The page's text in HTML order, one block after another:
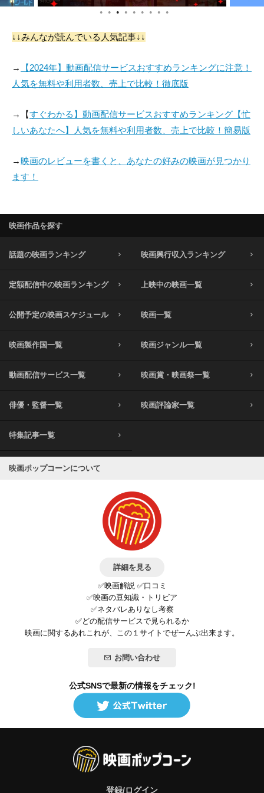
● ● ● ● ● ● ● ● ●
↓↓みんなが読んでいる人気記事↓↓
→
【2024年】動画配信サービスおすすめランキングに注意！
人気を無料や利用者数、売上で比較！徹底版
→【すぐわかる】動画配信サービスおすすめランキング【忙
しいあなたへ】人気を無料や利用者数、売上で比較！簡易版
→映画のレビューを書くと、あなたの好みの映画が見つかり
ます！
映画作品を探す
話題の映画ランキング 映画興行収入ランキング
定額配信中の映画ランキング 上映中の映画一覧
公開予定の映画スケジュール 映画一覧
映画製作国一覧 映画ジャンル一覧
動画配信サービス一覧 映画賞・映画祭一覧
俳優・監督一覧 映画評論家一覧
特集記事一覧
映画ポップコーンについて
詳細を見る
✅映画解説 ✅口コミ
✅映画の豆知識・トリビア
✅ネタバレありなし考察
✅どの配信サービスで見られるか
映画に関するあれこれが、この１サイトでぜーんぶ出来ます。
お問い合わせ
公式SNSで最新の情報をチェック!
登録/ログイン